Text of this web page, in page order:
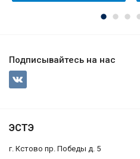
Подписывайтесь на нас
ЭСТЭ
г. Кстово пр. Победы д. 5